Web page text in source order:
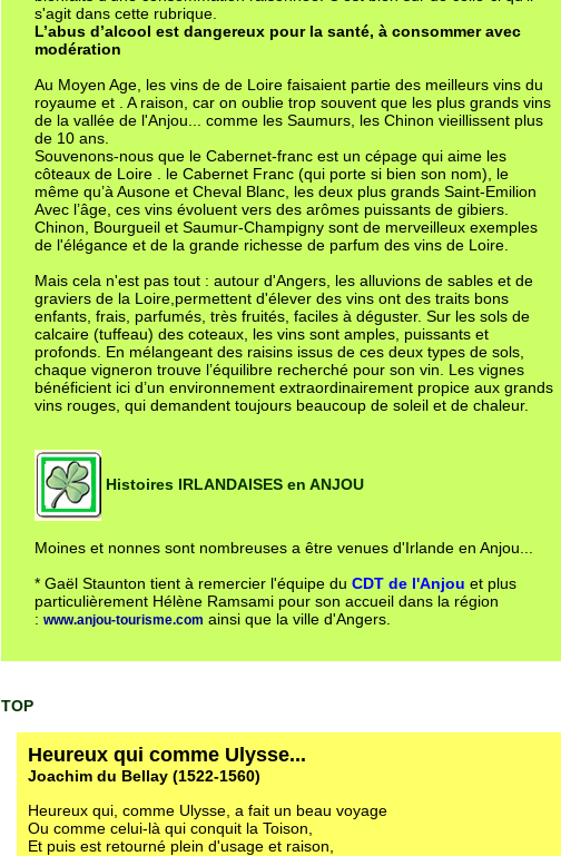
s'agit dans cette rubrique.
L’abus d’alcool est dangereux pour la santé, à consommer avec
modération
Au Moyen Age, les vins de de Loire faisaient partie des meilleurs vins du
royaume et . A raison, car on oublie trop souvent que les plus grands vins
de la vallée de l'Anjou... comme les Saumurs, les Chinon vieillissent plus
de 10 ans.
Souvenons-nous que le Cabernet-franc est un cépage qui aime les
côteaux de Loire . le Cabernet Franc (qui porte si bien son nom), le
même qu’à Ausone et Cheval Blanc, les deux plus grands Saint-Emilion
Avec l’âge, ces vins évoluent vers des arômes puissants de gibiers.
Chinon, Bourgueil et Saumur-Champigny sont de merveilleux exemples
de l'élégance et de la grande richesse de parfum des vins de Loire.
Mais cela n'est pas tout : autour d'Angers , les alluvions de sables et de
graviers de la Loire,permettent d'élever des vins ont des traits bons
enfants, frais, parfumés, très fruités, faciles à déguster. Sur les sols de
calcaire (tuffeau) des coteaux, les vins sont amples, puissants et
profonds. En mélangeant des raisins issus de ces deux types de sols,
chaque vigneron trouve l’équilibre recherché pour son vin. Les vignes
bénéficient ici d’un environnement extraordinairement propice aux grands
vins rouges, qui demandent toujours beaucoup de soleil et de chaleur.
Histoires IRLANDAISES en ANJOU
Moines et nonnes sont nombreuses a être venues d'Irlande en Anjou...
* Gaël Staunton tient à remercier l'équipe du CDT de l'Anjou et plus
particulièrement Hélène Ramsami pour son accueil dans la région
: www.anjou-tourisme.com ainsi que la ville d'Angers.
TOP
Heureux qui comme Ulysse...
Joachim du Bellay (1522-1560)
Heureux qui, comme Ulysse, a fait un beau voyage
Ou comme celui-là qui conquit la Toison,
Et puis est retourné plein d'usage et raison,